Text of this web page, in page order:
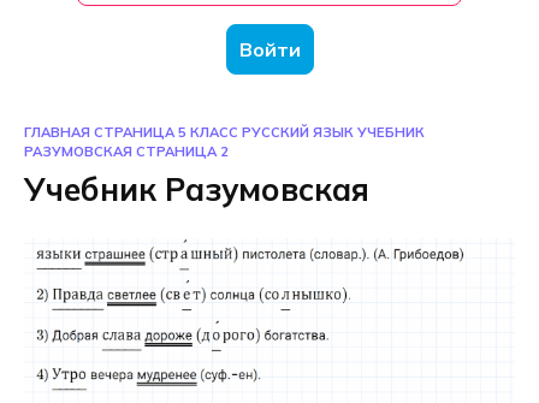
Войти
ГЛАВНАЯ СТРАНИЦА 5 КЛАСС РУССКИЙ ЯЗЫК УЧЕБНИК
РАЗУМОВСКАЯ СТРАНИЦА 2
Учебник Разумовская